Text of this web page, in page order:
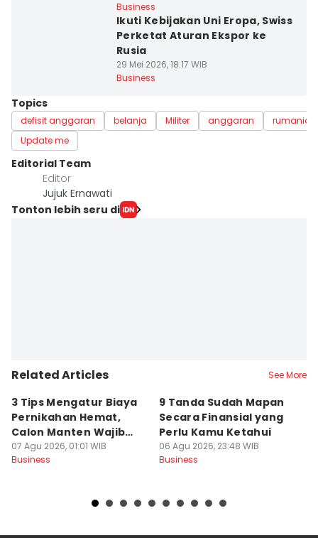
Business
Ikuti Kebijakan Uni Eropa, Swiss
Perketat Aturan Ekspor ke
Rusia
29 Mei 2026, 18:17 WIB
Business
Topics
defisit anggaran belanja Militer anggaran
rumania
Update me
Editorial Team
Editor
Jujuk Ernawati
Tonton lebih seru di
Related Articles See More
3 Tips Mengatur Biaya
Pernikahan Hemat,
Calon Manten Wajib
Nyimak!
07 Agu 2026, 01:01 WIB
Business
9 Tanda Sudah Mapan
Secara Finansial yang
Perlu Kamu Ketahui
06 Agu 2026, 23:48 WIB
Business